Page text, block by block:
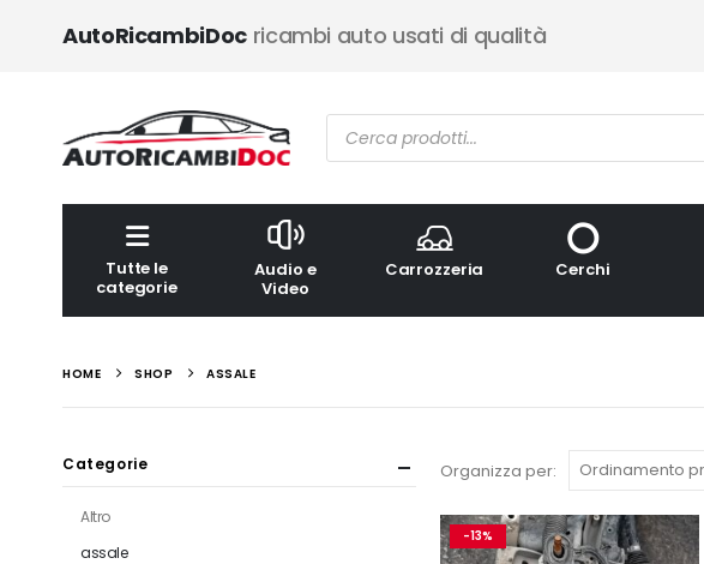
AutoRicambiDocricambi auto usati di qualità
Ricerca
prodotti
Tutte le
categorie
Audio e
Video
Carrozzeria Cerchi
HOME SHOP ASSALE
Organizza per:
-13%
Categorie
Altro
assale